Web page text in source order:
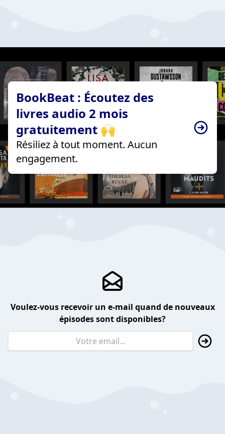
BookBeat : Écoutez des
livres audio 2 mois
gratuitement 🙌
Résiliez à tout moment. Aucun
engagement.
Voulez-vous recevoir un e-mail quand de nouveaux
épisodes sont disponibles?